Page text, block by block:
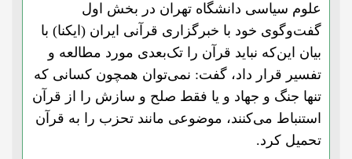
علوم سیاسی دانشگاه تهران در بخش اول
گفت‌و‌گوی خود با خبرگزاری قرآنی ایران (ایکنا) با
بیان این‌که نباید قرآن را تک‌بعدی مورد مطالعه و
تفسیر قرار داد، گفت: نمی‌توان همچون کسانی که
تنها جنگ و جهاد و یا فقط صلح و سازش را از قرآن
استنباط می‌کنند، موضوعی مانند تحزب را به قرآن
تحمیل کرد.